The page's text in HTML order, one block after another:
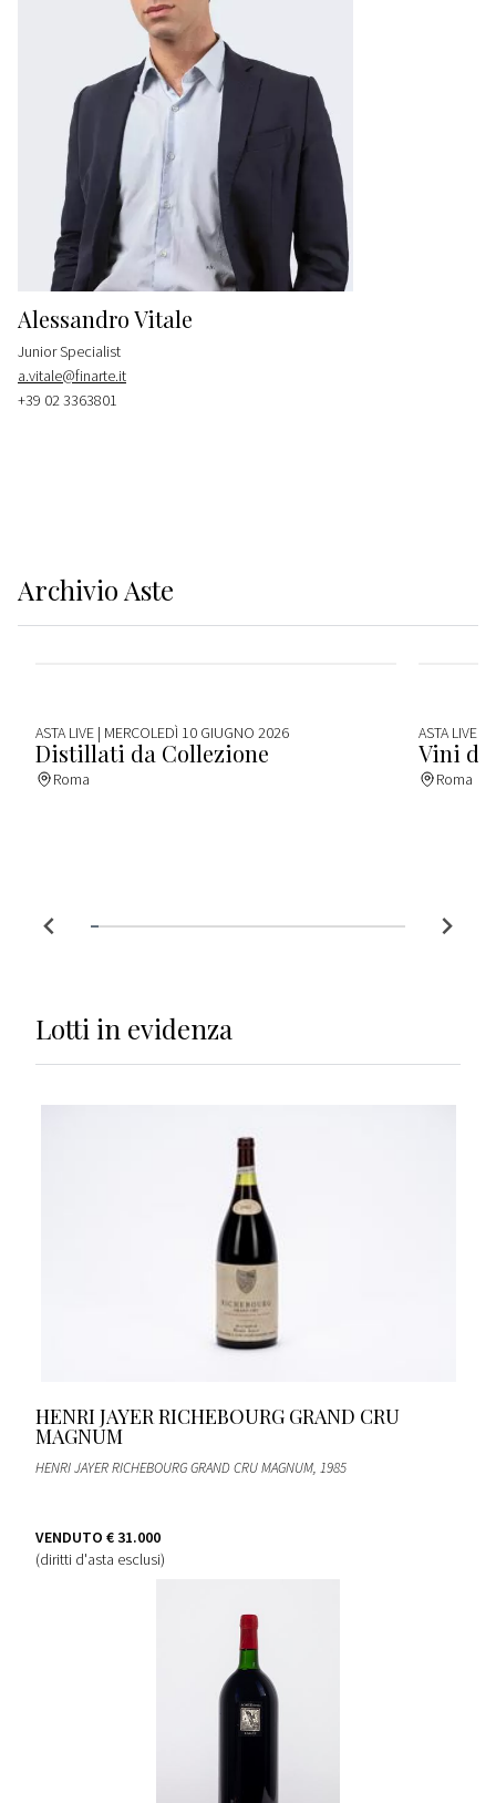
Alessandro Vitale
Junior Specialist
a.vitale@finarte.it
+39 02 3363801
Archivio Aste
ASTA LIVE | MERCOLEDÌ 10 GIUGNO 2026
Distillati da Collezione
Roma
ASTA LIVE
Vini
Roma
Lotti in evidenza
HENRI JAYER RICHEBOURG GRAND CRU
MAGNUM
HENRI JAYER RICHEBOURG GRAND CRU MAGNUM, 1985
VENDUTO € 31.000
(diritti d'asta esclusi)